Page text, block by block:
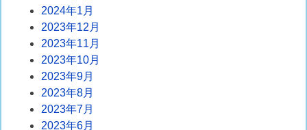
2024年1月
2023年12月
2023年11月
2023年10月
2023年9月
2023年8月
2023年7月
2023年6月